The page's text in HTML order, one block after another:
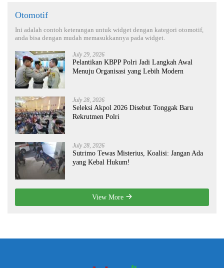
Otomotif
Ini adalah contoh keterangan untuk widget dengan kategori otomotif,
anda bisa dengan mudah memasukkannya pada widget.
July 29, 2026
Pelantikan KBPP Polri Jadi Langkah Awal
Menuju Organisasi yang Lebih Modern
July 28, 2026
Seleksi Akpol 2026 Disebut Tonggak Baru
Rekrutmen Polri
July 28, 2026
Sutrimo Tewas Misterius, Koalisi: Jangan Ada
yang Kebal Hukum!
View More